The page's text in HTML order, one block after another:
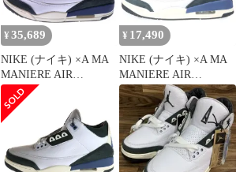
ト US10/28.0cm
HV8571-100
¥ 35,689
NIKE (ナイキ) ×A MA
MANIERE AIR
JORDAN 3 RETRO OG
SP For The Love アママ
ニエール エアジョーダ
ン3 レトロ フォー ザ
ラブ ハイカットスニー
カー US8.5/26.5cm
¥ 17,490
NIKE (ナイキ) ×A MA
MANIERE AIR
JORDAN 3 RETRO OG
SP FOR THE LOVE エ
アジョーダン 3 レトロ
フォー ザ ラブ ミッド
カットスニーカー ホワ
イト US12/30cm